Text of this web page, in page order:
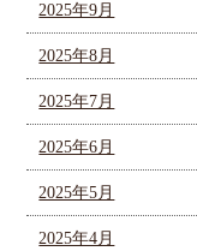
2025年9月
2025年8月
2025年7月
2025年6月
2025年5月
2025年4月